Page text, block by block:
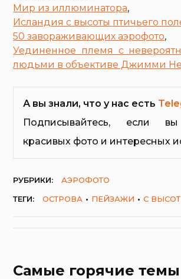
Мир из иллюминатора,
Исландия с высоты птичьего
50 завораживающих аэрофото,
Уединенное племя с
людьми в объективе Джимми
А вы знали, что у нас есть
Подписывайтесь, если
красивых фото и интересных
РУБРИКИ:
АЭРОФОТО
ТЕГИ:
ОСТРОВА ПЕЙЗАЖИ С
Самые горячие темы